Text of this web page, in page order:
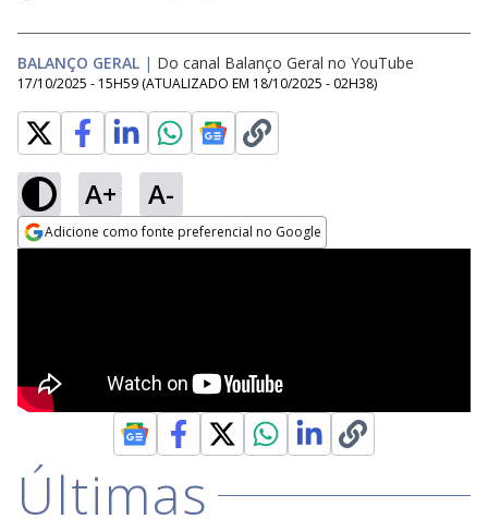
BALANÇO GERAL | Do canal Balanço Geral no YouTube
17/10/2025 - 15H59 (ATUALIZADO EM 18/10/2025 - 02H38)
A+ A-
Adicione como fonte preferencial no Google
Últimas